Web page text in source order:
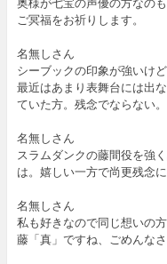
ご冥福をお祈りします。
名無しさん
シーブックの印象が強いけ
最近はあまり表舞台には出
ていた方。残念でならない。
名無しさん
スラムダンクの藤間役を強
は。嬉しい一方で尚更残念
名無しさん
私も好きなので同じ想いの
藤「真」ですね、ごめんなさ